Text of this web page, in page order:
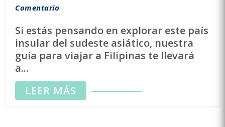
Comentario
Si estás pensando en explorar este país
insular del sudeste asiático, nuestra
guía para viajar a Filipinas te llevará
a...
LEER MÁS